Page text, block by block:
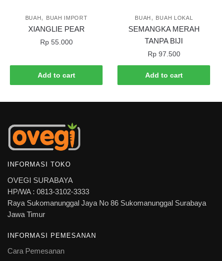
BUAH, BUAH IMPORT
XIANGLIE PEAR
Rp55.000
Add to cart
BUAH , BUAH LOKAL
SEMANGKA MERAH
TANPA BIJI
Rp97.500
Add to cart
INFORMASI TOKO
OVEGI SURABAYA
HP/WA : 0813-3102-3333
Raya Sukomanunggal Jaya No 86 Sukomanunggal Surabaya
Jawa Timur
INFORMASI PEMESANAN
Cara Pemesanan